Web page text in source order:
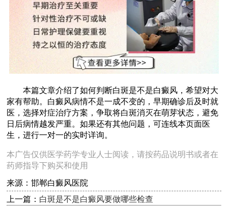
本篇文章介绍了如何判断白斑是不是白癜风，希望对大
家有帮助。白癜风病情不是一成不变的，早期确诊后及时就
医，选择对症治疗方案，争取将白斑消灭在萌芽状态，避免
日后病情越发严重。如果还有其他问题，可连线本页面医
生，进行一对一的实时详询。
本广告仅供医学药学专业人士阅读，请按药品说明书或者在
药师指导下购买和使用
来源：邯郸白癜风医院
上一篇： 白斑是不是白癜风要做哪些检查